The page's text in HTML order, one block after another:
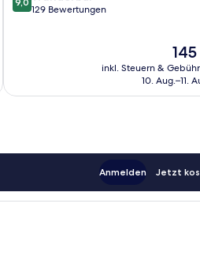
von129 Bewertungen
Der
Preis
inkl. Steuern &
10. Aug.–11.
Anmelden Jetzt